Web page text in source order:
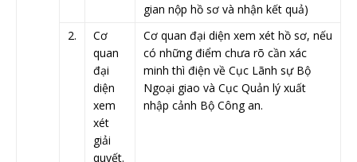
gian nộp hồ sơ và nhận kết quả)
​2.
​​Cơ
quan
đại
diện
xem
xét
giải
quyết.
Cơ quan đại diện xem xét hồ sơ, nếu
có những điểm chưa rõ cần xác
minh thì điện về Cục Lãnh sự Bộ
Ngoại giao và Cục Quản lý xuất
nhập cảnh Bộ Công an.